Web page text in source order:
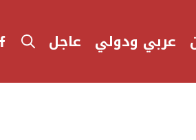
عربي ودولي عاجل